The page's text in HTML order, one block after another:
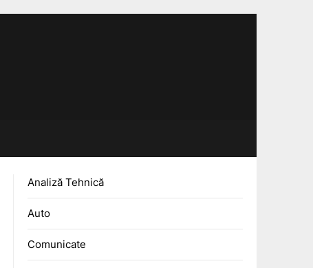
Analiză Tehnică
Auto
Comunicate